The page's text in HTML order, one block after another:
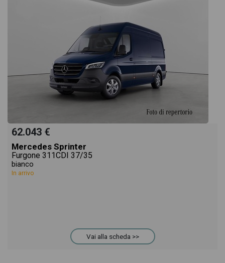
62.043 €
Mercedes Sprinter
Furgone 311CDI 37/35
bianco
In arrivo
Vai alla scheda >>